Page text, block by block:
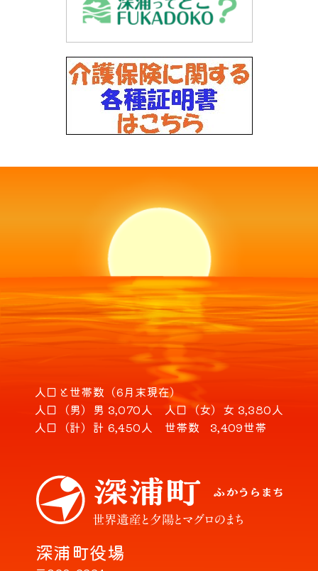
深浦町役場
人口と世帯数（6月末現在）
人口（男） 男 3,070人 人口（女） 女 3,380人
人口（計） 計 6,450人 世帯数 3,409世帯